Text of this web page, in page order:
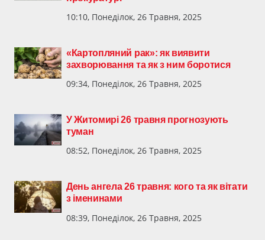
10:10, Понеділок, 26 Травня, 2025
«Картопляний рак»: як виявити
захворювання та як з ним боротися
09:34, Понеділок, 26 Травня, 2025
У Житомирі 26 травня прогнозують
туман
08:52, Понеділок, 26 Травня, 2025
День ангела 26 травня: кого та як вітати
з іменинами
08:39, Понеділок, 26 Травня, 2025